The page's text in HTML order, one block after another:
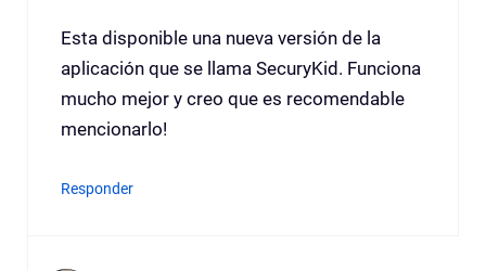
Esta disponible una nueva versión de la
aplicación que se llama SecuryKid. Funciona
mucho mejor y creo que es recomendable
mencionarlo!
Responder